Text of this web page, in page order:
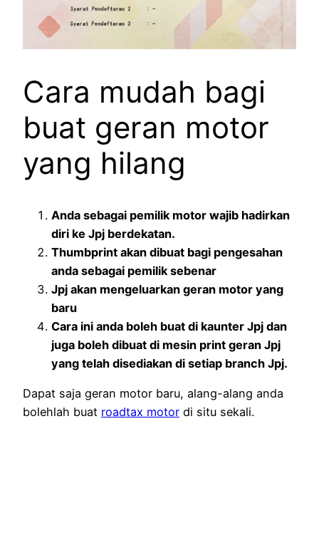
Cara mudah bagi
buat geran motor
yang hilang
Anda sebagai pemilik motor wajib hadirkan
diri ke Jpj berdekatan.
Thumbprint akan dibuat bagi pengesahan
anda sebagai pemilik sebenar
Jpj akan mengeluarkan geran motor yang
baru
Cara ini anda boleh buat di kaunter Jpj dan
juga boleh dibuat di mesin print geran Jpj
yang telah disediakan di setiap branch Jpj.
Dapat saja geran motor baru, alang-alang anda
bolehlah buat roadtax motor di situ sekali.